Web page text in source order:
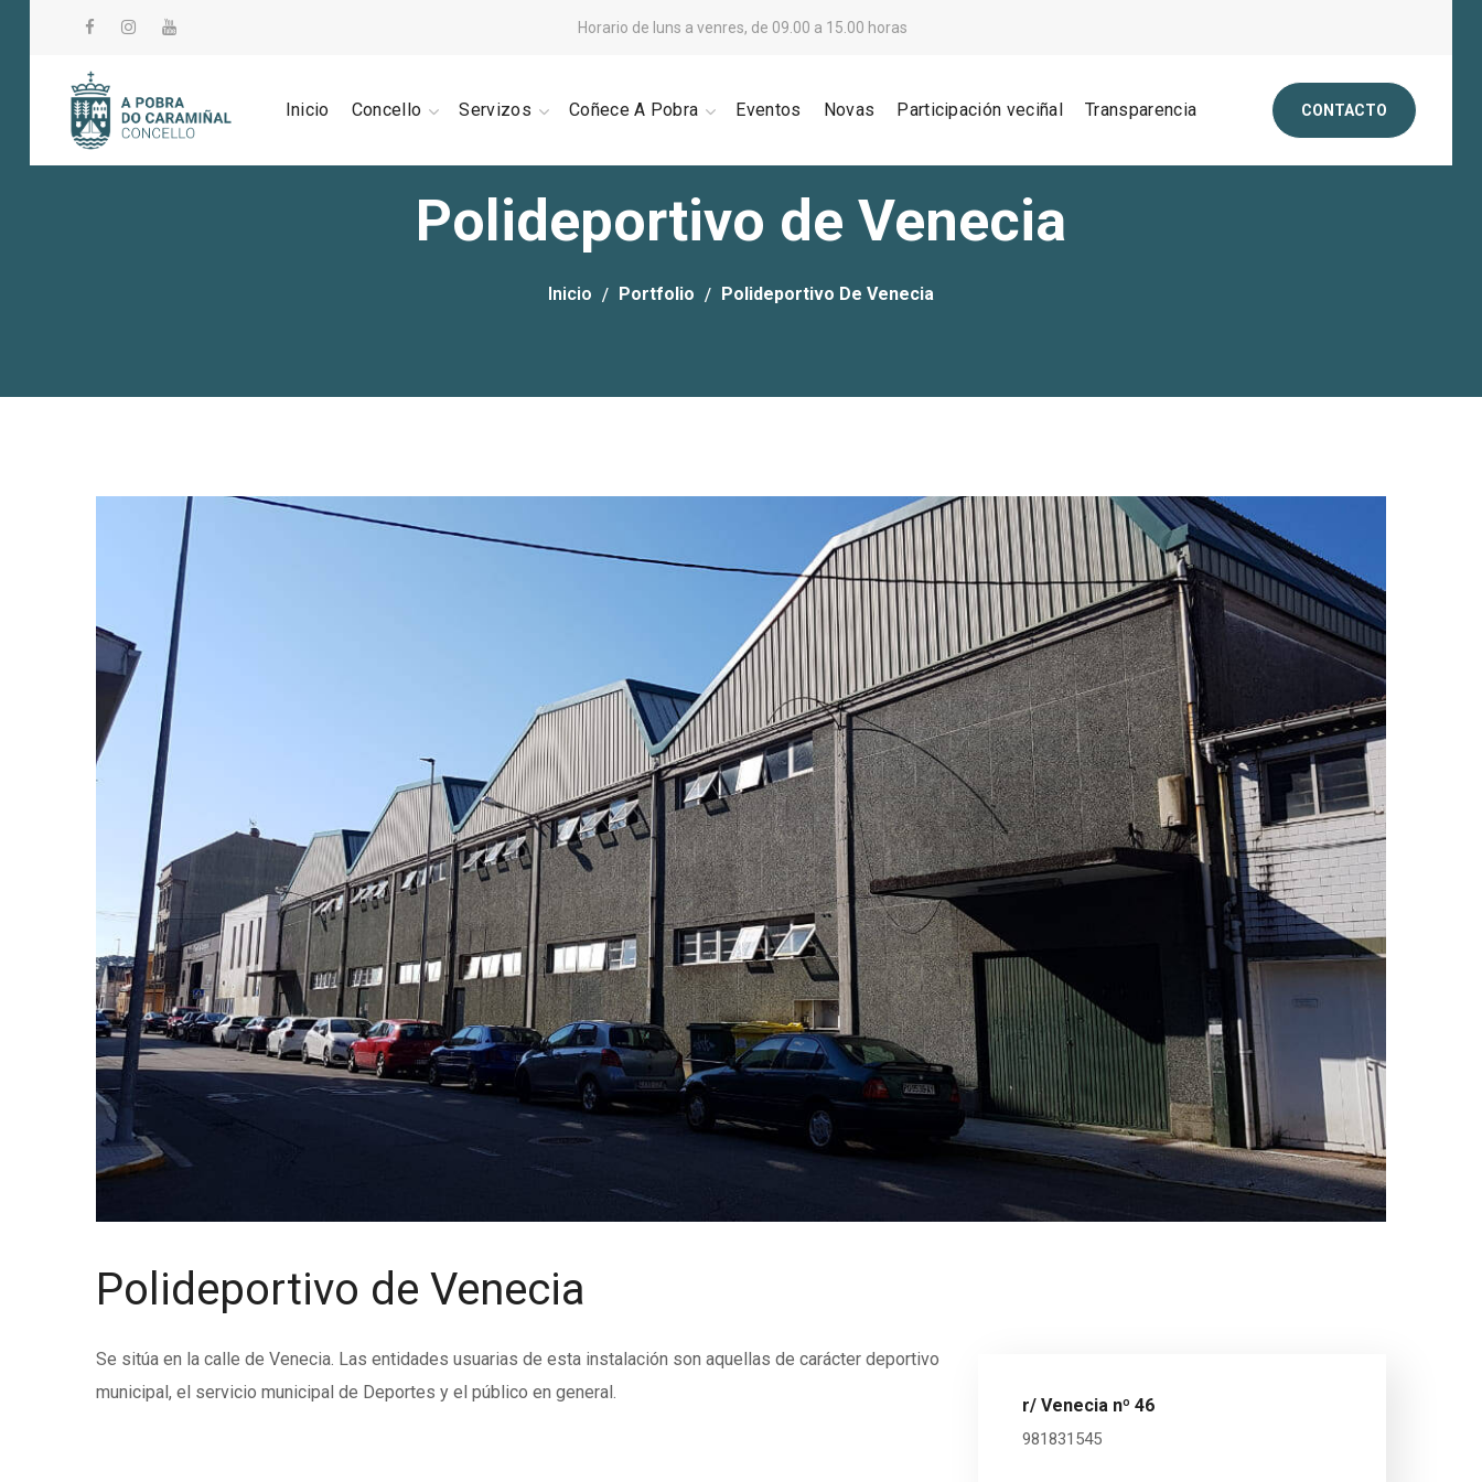
Horario de luns a venres, de 09.00 a 15.00 horas
Inicio Concello Servizos Coñece A Pobra Eventos Novas Participación veciñal Transparencia CONTACTO
Polideportivo de Venecia
Inicio Portfolio Polideportivo De Venecia
Polideportivo de Venecia
Se sitúa en la calle de Venecia. Las entidades usuarias de esta instalación son aquellas de carácter deportivo
municipal, el servicio municipal de Deportes y el público en general.
r/ Venecia nº 46
981831545